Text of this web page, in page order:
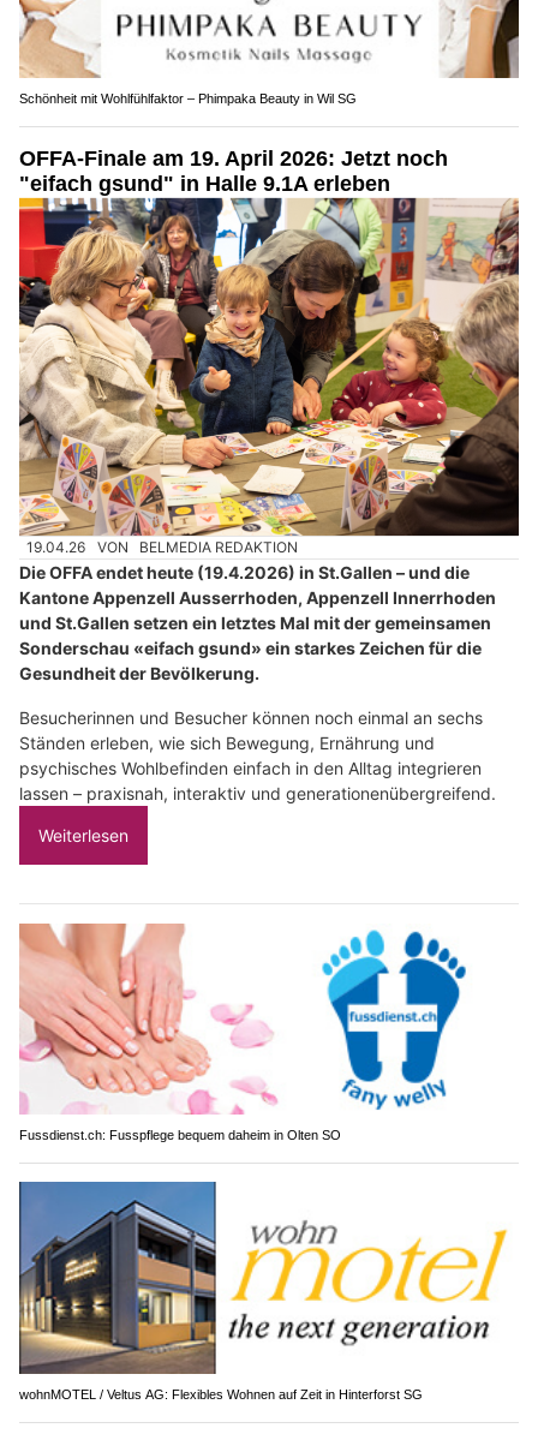
Schönheit mit Wohlfühlfaktor – Phimpaka Beauty in Wil SG
OFFA-Finale am 19. April 2026: Jetzt noch
"eifach gsund" in Halle 9.1A erleben
19.04.26 VON BELMEDIA REDAKTION
Die OFFA endet heute (19.4.2026) in St.Gallen – und die
Kantone Appenzell Ausserrhoden, Appenzell Innerrhoden
und St.Gallen setzen ein letztes Mal mit der gemeinsamen
Sonderschau «eifach gsund» ein starkes Zeichen für die
Gesundheit der Bevölkerung.
Besucherinnen und Besucher können noch einmal an sechs
Ständen erleben, wie sich Bewegung, Ernährung und
psychisches Wohlbefinden einfach in den Alltag integrieren
lassen – praxisnah, interaktiv und generationenübergreifend.
Weiterlesen
Fussdienst.ch: Fusspflege bequem daheim in Olten SO
wohnMOTEL / Veltus AG: Flexibles Wohnen auf Zeit in Hinterforst SG